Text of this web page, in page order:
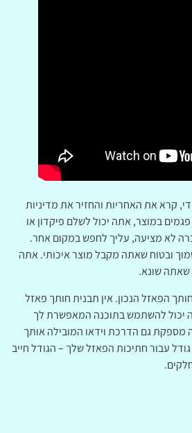
קרא את האחריות והחזיר את מדיניות
במוצר, אתה יכול לשלם פיקדון או
לא מציעה, עליך לחפש במקום אחר.
ובטוח שאתה מקבל מוצר איכותי. אתה
שאתה שונא.
הפאזל הנכון. אין תבנית חותך פאזל
יכול להשתמש בתוכנה המאפשרת לך
מספקת גם הדרכת וידאו המובילה אותך
עבור חתיכות הפאזל שלך – הגודל חייב